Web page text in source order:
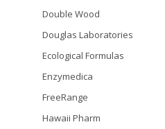
Double Wood
Douglas Laboratories
Ecological Formulas
Enzymedica
FreeRange
Hawaii Pharm